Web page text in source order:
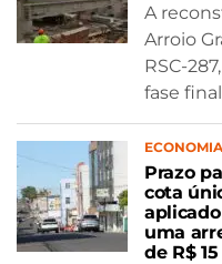
A
Arroio
RSC-
fase
ECONOMIA
Prazo
cota
uma
de R$